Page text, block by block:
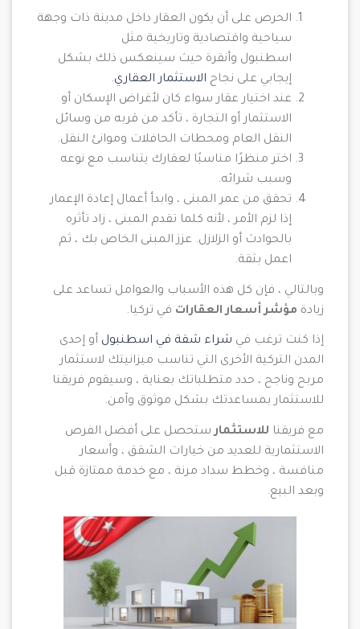
الحرص على أن يكون العقار داخل مدينة ذات وجهة
سياحية واقتصادية وتاريخية مثل
اسطنبول وأنقرة حيث سينعكس ذلك بشكل
إيجابي على نجاح الاستثمار العقاري.
عند اختيار عقار سواء كان لأغراض الإسكان أو
الاستثمار أو التجارة ، تأكد من قربه من وسائل
النقل العام ومحطات الحافلات وموانئ النقل.
اختر منظرًا مناسبًا لعقارك يتناسب مع نوعه
وسبب شرائه.
تحقق من عمر المبنى ، وابدأ أعمال إعادة الإعمار
إذا لزم الأمر ، لأنه كلما تقدم المبنى ، زاد تأثره
بالحوادث أو الزلازل. عزز المبنى الخاص بك ، ثم
اعمل بثقة.
وبالتالي ، فإن كل هذه الأسباب والعوامل تساعد على
زيادة مؤشر أسعار العقارات في تركيا.
إذا كنت ترغب في شراء شقة في اسطنبول أو إحدى
المدن التركية الأخرى التي تناسب ميزانيتك لاستثمار
مربح وناجح ، حدد متطلباتك بعناية ، وسيقوم فريقنا
للاستثمار بمساعدتك بشكل موثوق وآمن.
مع فريقنا للاستثمارستحصل على أفضل الفرص
الاستثمارية للعديد من خيارات الشقق ، وأسعار
منافسة ، وخطط سداد مرنة ، مع خدمة ممتازة قبل
وبعد البيع.